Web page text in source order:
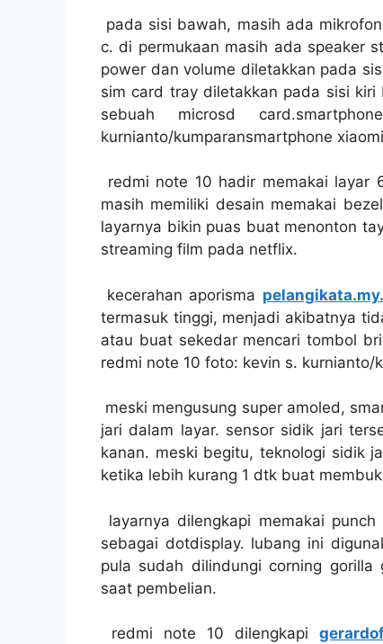
pada sisi bawah, masih ada
c. di permukaan masih ada speaker
power dan volume diletakkan pada
sim card tray diletakkan pada sisi
sebuah microsd
kurnianto/kumparansmartphone
redmi note 10 hadir memakai layar
masih memiliki desain memakai
layarnya bikin puas buat menonton
streaming film pada netflix.
kecerahan aporisma
termasuk tinggi, menjadi akibatnya
atau buat sekedar mencari tombol
redmi note 10 foto: kevin s. kurnianto/
meski mengusung super amoled,
jari dalam layar. sensor sidik jari
kanan. meski begitu, teknologi sidik
ketika lebih kurang 1 dtk buat
layarnya dilengkapi memakai
sebagai dotdisplay. lubang ini
pula sudah dilindungi corning
saat pembelian.
redmi note 10 dilengkapi